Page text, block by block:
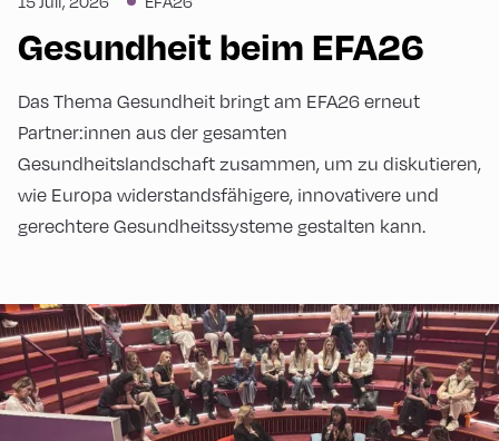
Gesundheit beim EFA26
Das Thema Gesundheit bringt am EFA26 erneut
Partner:innen aus der gesamten
Gesundheitslandschaft zusammen, um zu diskutieren,
wie Europa widerstandsfähigere, innovativere und
gerechtere Gesundheitssysteme gestalten kann.